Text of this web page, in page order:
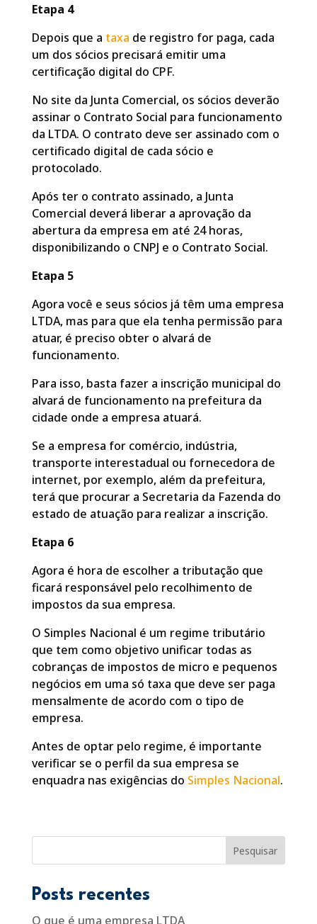
Etapa 4
Depois que a taxa de registro for paga, cada
um dos sócios precisará emitir uma
certificação digital do CPF.
No site da Junta Comercial, os sócios deverão
assinar o Contrato Social para funcionamento
da LTDA. O contrato deve ser assinado com o
certificado digital de cada sócio e
protocolado.
Após ter o contrato assinado, a Junta
Comercial deverá liberar a aprovação da
abertura da empresa em até 24 horas,
disponibilizando o CNPJ e o Contrato Social.
Etapa 5
Agora você e seus sócios já têm uma empresa
LTDA, mas para que ela tenha permissão para
atuar, é preciso obter o alvará de
funcionamento.
Para isso, basta fazer a inscrição municipal do
alvará de funcionamento na prefeitura da
cidade onde a empresa atuará.
Se a empresa for comércio, indústria,
transporte interestadual ou fornecedora de
internet, por exemplo, além da prefeitura,
terá que procurar a Secretaria da Fazenda do
estado de atuação para realizar a inscrição.
Etapa 6
Agora é hora de escolher a tributação que
ficará responsável pelo recolhimento de
impostos da sua empresa.
O Simples Nacional é um regime tributário
que tem como objetivo unificar todas as
cobranças de impostos de micro e pequenos
negócios em uma só taxa que deve ser paga
mensalmente de acordo com o tipo de
empresa.
Antes de optar pelo regime, é importante
verificar se o perfil da sua empresa se
enquadra nas exigências do Simples Nacional.
Pesquisar
Posts recentes
O que é uma empresa LTDA